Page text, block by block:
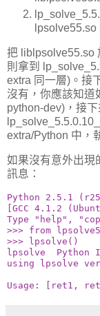
lpsolve55.so
把 liblpsolve55.so
則拿到
extra 同一層)。接
沒有，你應該知道
python-dev)，接下
extra/Python 中，
如果沒有意外出現
訊息：
Python 2.5.1
[GCC 4.1.2
Type "help",
>>> from
>>> lpsolve()
lpsolve  Python
using lpsolve
Usage: [ret1,